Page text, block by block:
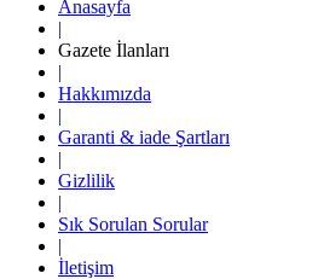
Anasayfa
|
Gazete İlanları
|
Hakkımızda
|
Garanti & iade Şartları
|
Gizlilik
|
Sık Sorulan Sorular
|
İletişim